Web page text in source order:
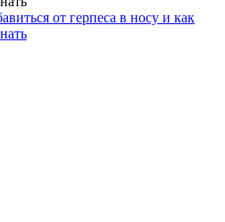
от герпеса в носу и как